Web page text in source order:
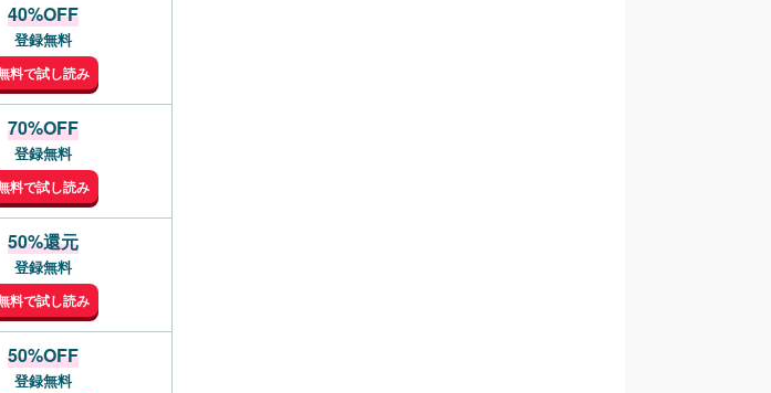
40%OFF
登録無料
料で試し読み
70%OFF
登録無料
料で試し読み
50%還元
登録無料
料で試し読み
50%OFF
登録無料